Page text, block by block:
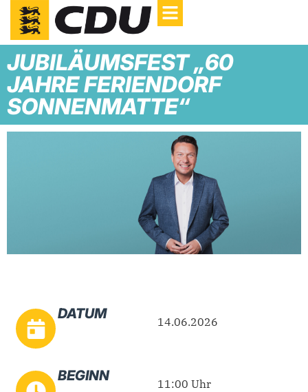
JUBILÄUMSFEST „60
JAHRE FERIENDORF
SONNENMATTE“
DATUM 14.06.2026
BEGINN 11:00 Uhr